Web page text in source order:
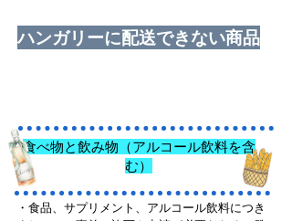
ハンガリーに配送できない商品
食べ物と飲み物（アルコール飲料を含
む）
・食品、サプリメント、アルコール飲料につき